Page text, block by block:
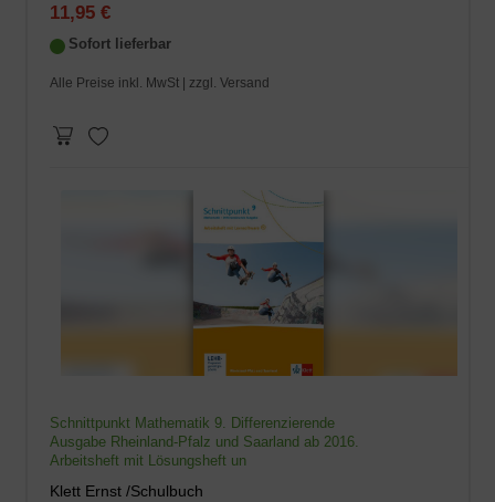
11,95 €
Sofort lieferbar
Alle Preise inkl. MwSt | zzgl. Versand
Schnittpunkt Mathematik 9. Differenzierende
Ausgabe Rheinland-Pfalz und Saarland ab 2016.
Arbeitsheft mit Lösungsheft un
Klett Ernst /Schulbuch